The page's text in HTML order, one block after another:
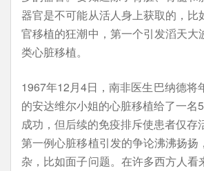
器官是不可能从活人身上获取的，比
官移植的狂潮中，第一个引发滔天大
类心脏移植。
1967年12月4日，南非医生巴纳德将
的安达维尔小姐的心脏移植给了一名
成功，但后续的免疫排斥使患者仅存
第一例心脏移植引发的争论沸沸扬扬
杂，比如面子问题。在许多西方人看